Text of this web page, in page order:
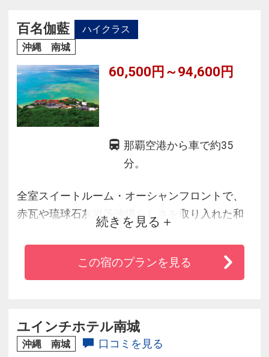
百名伽藍
ハイクラス
沖縄 南城
60,500円～94,600円
那覇空港から車で約35
分。
全室スイートルーム・オーシャンフロントで、
赤瓦や琉球石灰岩等沖縄らしさを取り入れた和
新鮮な食材を贅沢に取り入れ、彩りも鮮やかな
和琉会席でおもてなし致します。
続きを見る
この宿のプランを見る
ユインチホテル南城
沖縄 南城 口コミを見る